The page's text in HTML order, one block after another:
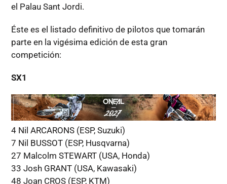
el Palau Sant Jordi.
Éste es el listado definitivo de pilotos que tomarán
parte en la vigésima edición de esta gran
competición:
SX1
4 Nil ARCARONS (ESP, Suzuki)
7 Nil BUSSOT (ESP, Husqvarna)
27 Malcolm STEWART (USA, Honda)
33 Josh GRANT (USA, Kawasaki)
48 Joan CROS (ESP, KTM)